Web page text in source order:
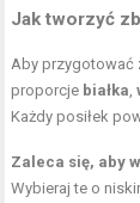
Jak tworzyć
Aby przygotować
proporcje białka ,
Każdy posiłek
Zaleca się, aby
Wybieraj te o